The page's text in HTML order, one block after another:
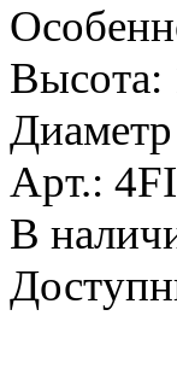
Высота:
Арт.:
В